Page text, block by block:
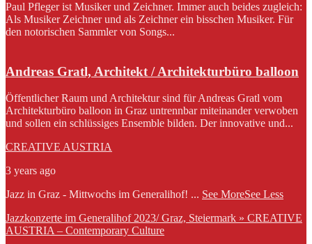
Paul Pfleger ist Musiker und Zeichner. Immer auch beides zugleich:
Als Musiker Zeichner und als Zeichner ein bisschen Musiker. Für
den notorischen Sammler von Songs...
Andreas Gratl, Architekt / Architekturbüro balloon
Öffentlicher Raum und Architektur sind für Andreas Gratl vom
Architekturbüro balloon in Graz untrennbar miteinander verwoben
und sollen ein schlüssiges Ensemble bilden. Der innovative und...
CREATIVE AUSTRIA
3 years ago
Jazz in Graz - Mittwochs im Generalihof! ... See MoreSee Less
Jazzkonzerte im Generalihof 2023/ Graz, Steiermark » CREATIVE
AUSTRIA – Contemporary Culture